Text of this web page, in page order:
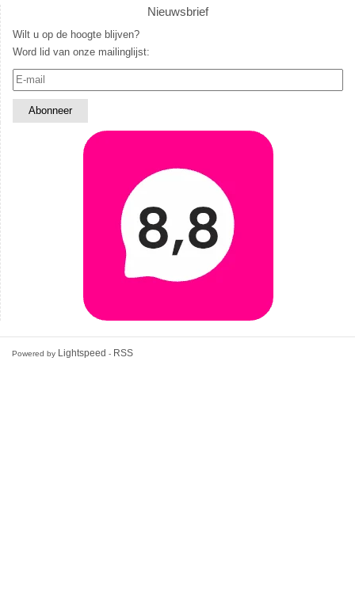
Nieuwsbrief
Wilt u op de hoogte blijven?
Word lid van onze mailinglijst:
Powered by Lightspeed - RSS